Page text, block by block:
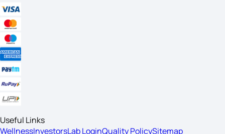
Useful Links
WellnessInvestorsLab LoginQuality PolicySitemap